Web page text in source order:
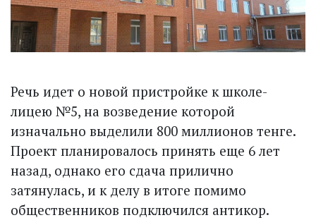
Речь идет о новой пристройке к школе-
лицею №5, на возведение которой
изначально выделили 800 миллионов тенге.
Проект планировалось принять еще 6 лет
назад, однако его сдача прилично
затянулась, и к делу в итоге помимо
общественников подключился антикор.